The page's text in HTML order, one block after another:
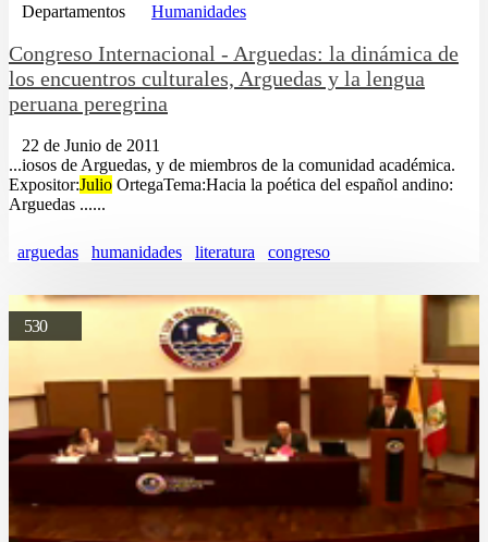
Departamentos Humanidades
Congreso Internacional - Arguedas: la dinámica de
los encuentros culturales, Arguedas y la lengua
peruana peregrina
22 de Junio de 2011
...iosos de Arguedas, y de miembros de la comunidad académica.
Expositor:Julio OrtegaTema:Hacia la poética del español andino:
Arguedas ......
arguedas humanidades literatura congreso
530